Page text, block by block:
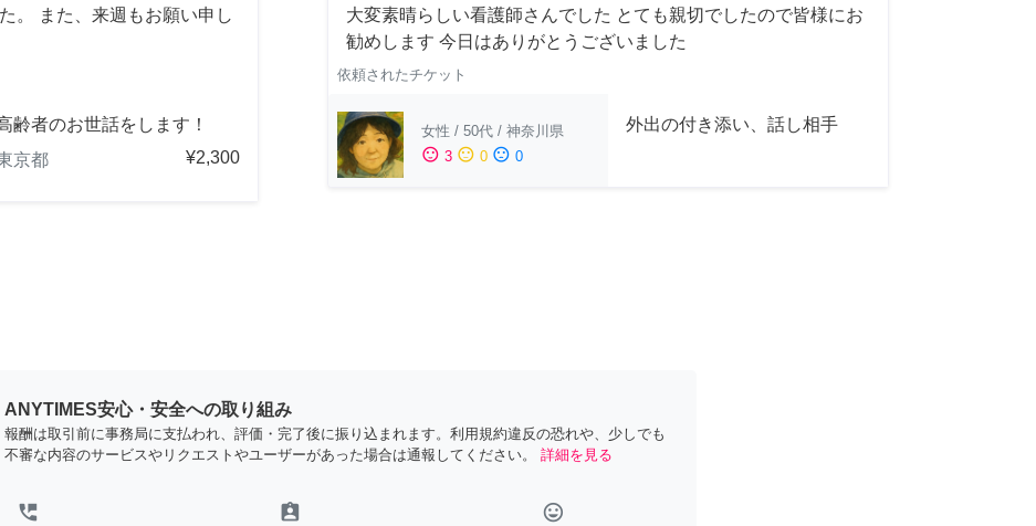
。 また、来週もお願い申し
齢者のお世話をします！
京都
¥2,300
大変素晴らしい看護師さんでした とても親切でしたので皆様にお
勧めします 今日はありがとうございました
依頼されたチケット
女性 / 50代 / 神奈川県
sentiment_satisfied 3 sentiment_neutral 0 sentiment_dissatisfied 0
外出の付き添い、話し相手
ANYTIMES安心・安全への取り組み
報酬は取引前に事務局に支払われ、評価・完了後に振り込まれます。利用規約違反の恐れや、少しでも
不審な内容のサービスやリクエストやユーザーがあった場合は通報してください。
詳細を見る
perm_phone_msg assignment_ind tag_faces